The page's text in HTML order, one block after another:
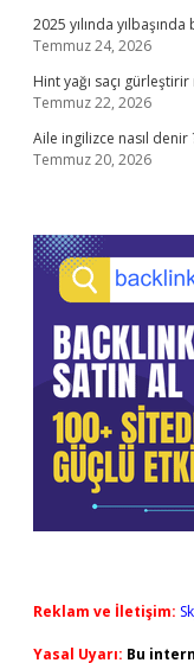
2025 yılında yılbaşında
Temmuz 24, 2026
Hint yağı saçı gürleştirir
Temmuz 22, 2026
Aile ingilizce nasıl denir
Temmuz 20, 2026
Reklam ve İletişim:
Yasal Uyarı: Bu